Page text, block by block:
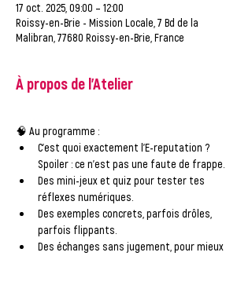
17 oct. 2025, 09:00 – 12:00
Roissy-en-Brie - Mission Locale, 7 Bd de la
Malibran, 77680 Roissy-en-Brie, France
À propos de l'Atelier
🧠 Au programme :
C’est quoi exactement l’E-reputation ?
Spoiler : ce n’est pas une faute de frappe.
Des mini-jeux et quiz pour tester tes
réflexes numériques.
Des exemples concrets, parfois drôles,
parfois flippants.
Des échanges sans jugement, pour mieux